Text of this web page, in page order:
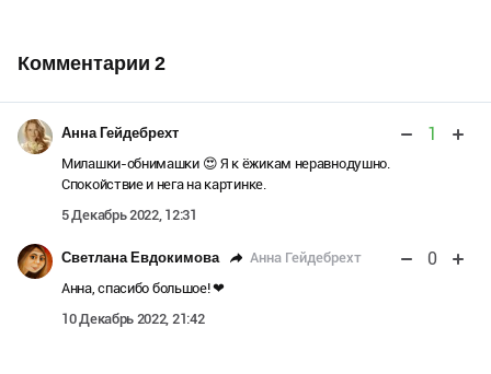
Комментарии 2
Анна Гейдебрехт 1
Милашки-обнимашки 😍 Я к ёжикам неравнодушно.
Спокойствие и нега на картинке.
5 Декабрь 2022, 12:31
Светлана Евдокимова Анна Гейдебрехт 0
Анна, спасибо большое! ❤
10 Декабрь 2022, 21:42